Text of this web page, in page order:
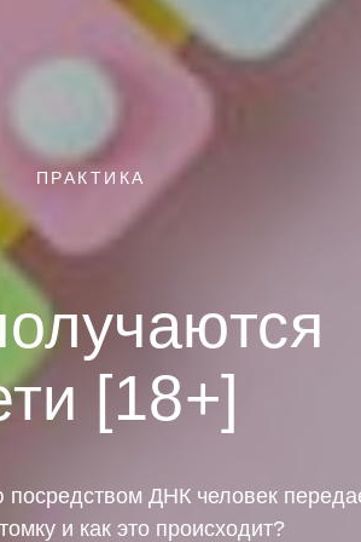
ПРАКТИКА
[18+]
ДНК человек
и как это происходит?